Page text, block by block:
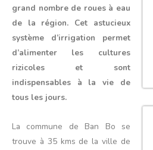
grand nombre de roues à eau
de la région. Cet astucieux
système d’irrigation permet
d’alimenter les cultures
rizicoles et sont
indispensables à la vie de
tous les jours.
La commune de Ban Bo se
trouve à 35 kms de la ville de